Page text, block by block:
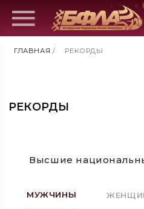
ГЛАВНАЯ / РЕКОРДЫ
РЕКОРДЫ
Высшие
МУЖЧИНЫ